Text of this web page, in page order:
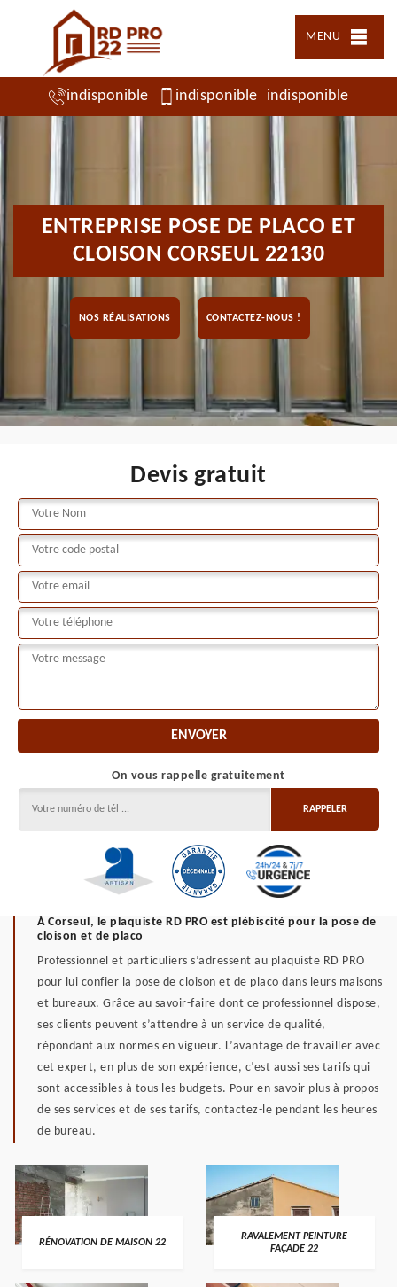
MENU
indisponible indisponible indisponible
ENTREPRISE POSE DE PLACO ET
CLOISON CORSEUL 22130
NOS RÉALISATIONS CONTACTEZ-NOUS !
Devis gratuit
On vous rappelle gratuitement
À Corseul, le plaquiste RD PRO est plébiscité pour la pose de
cloison et de placo
Professionnel et particuliers s’adressent au plaquiste RD PRO
pour lui confier la pose de cloison et de placo dans leurs maisons
et bureaux. Grâce au savoir-faire dont ce professionnel dispose,
ses clients peuvent s’attendre à un service de qualité,
répondant aux normes en vigueur. L’avantage de travailler avec
cet expert, en plus de son expérience, c’est aussi ses tarifs qui
sont accessibles à tous les budgets. Pour en savoir plus à propos
de ses services et de ses tarifs, contactez-le pendant les heures
de bureau.
RÉNOVATION DE MAISON 22
RAVALEMENT PEINTURE
FAÇADE 22